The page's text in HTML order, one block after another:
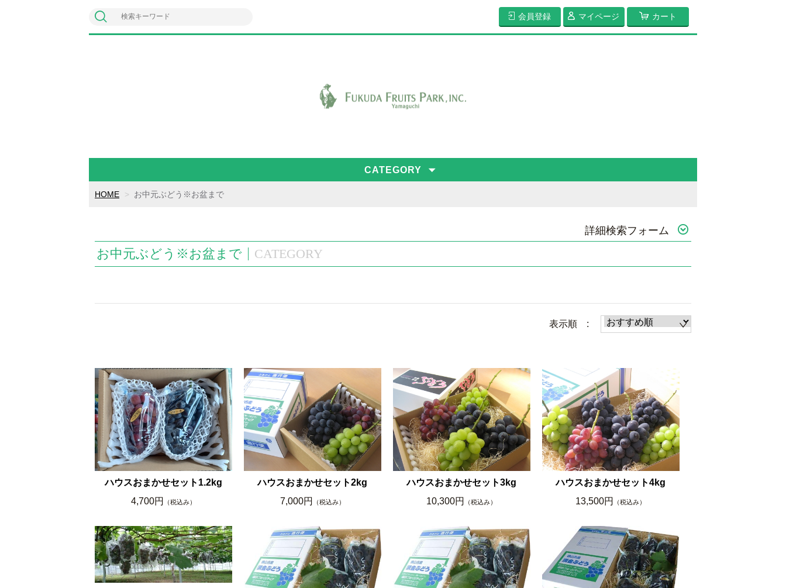
会員登録 マイページ カート
CATEGORY
HOME お中元ぶどう※お盆まで
詳細検索フォーム
CATEGORY
お中元ぶどう※お盆まで
表示順 :
ハウスおまかせセット1.2kg
4,700円
（税込み）
ハウスおまかせセット2kg
7,000円
（税込み）
ハウスおまかせセット3kg
10,300円
（税込み）
ハウスおまかせセット4kg
13,500円
（税込み）